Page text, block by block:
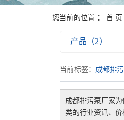
您当前的位置 ： 首 页
产品（2）
当前标签： 成都排
成都排污泵厂家
类的行业资讯、